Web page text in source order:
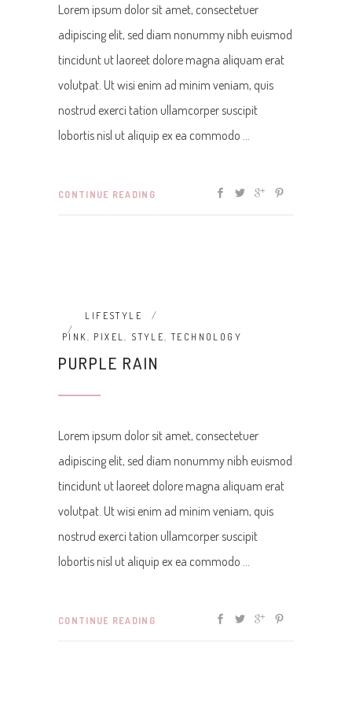
Lorem ipsum dolor sit amet, consectetuer
adipiscing elit, sed diam nonummy nibh euismod
tincidunt ut laoreet dolore magna aliquam erat
volutpat. Ut wisi enim ad minim veniam, quis
nostrud exerci tation ullamcorper suscipit
lobortis nisl ut aliquip ex ea commodo
CONTINUE READING
LIFESTYLE
PINK
PIXEL STYLE ,TECHNOLOGY
PURPLE RAIN
Lorem ipsum dolor sit amet, consectetuer
adipiscing elit, sed diam nonummy nibh euismod
tincidunt ut laoreet dolore magna aliquam erat
volutpat. Ut wisi enim ad minim veniam, quis
nostrud exerci tation ullamcorper suscipit
lobortis nisl ut aliquip ex ea commodo
CONTINUE READING